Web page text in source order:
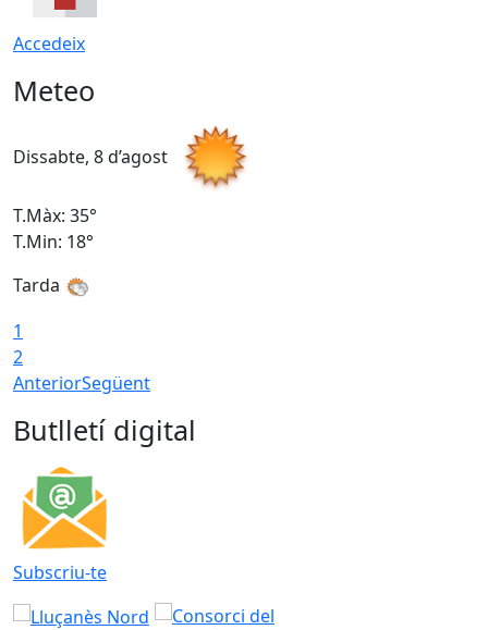
Accedeix
Meteo
Dissabte, 8 d’agost
T.Màx: 35°
T.Min: 18°
Tarda
1
2
AnteriorSegüent
Butlletí digital
Subscriu-te